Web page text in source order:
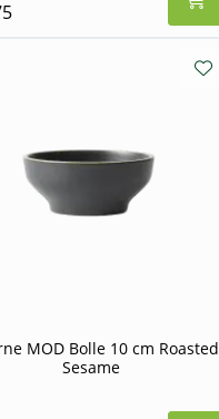
MOD Bolle 10 cm Roasted
Sesame